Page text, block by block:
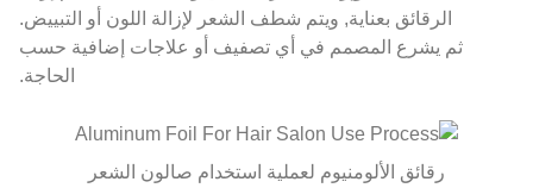
الرقائق بعناية, ويتم شطف الشعر لإزالة اللون أو التبييض.
ثم يشرع المصمم في أي تصفيف أو علاجات إضافية حسب
الحاجة.
رقائق الألومنيوم لعملية استخدام صالون الشعر